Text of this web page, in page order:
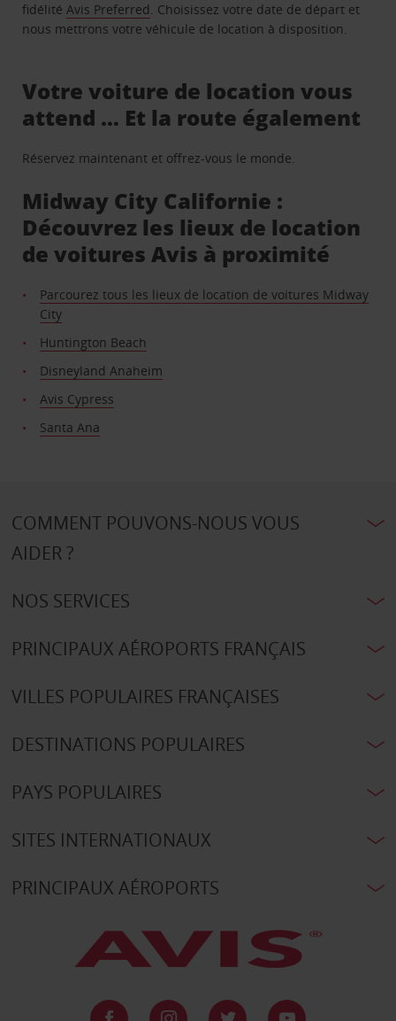
fidélitéAvis Preferred. Choisissez votre date de départ et
nous mettrons votre véhicule de location à disposition.
Votre voiture de location vous
attend … Et la route également
Réservez maintenant et offrez-vous le monde.
Midway City Californie :
Découvrez les lieux de location
de voitures Avis à proximité
Parcourez tous les lieux de location de voitures Midway
City
Huntington Beach
Disneyland Anaheim
Avis Cypress
Santa Ana
COMMENT POUVONS-NOUS VOUS
AIDER ?
NOS SERVICES
PRINCIPAUX AÉROPORTS FRANÇAIS
VILLES POPULAIRES FRANÇAISES
DESTINATIONS POPULAIRES
PAYS POPULAIRES
SITES INTERNATIONAUX
PRINCIPAUX AÉROPORTS